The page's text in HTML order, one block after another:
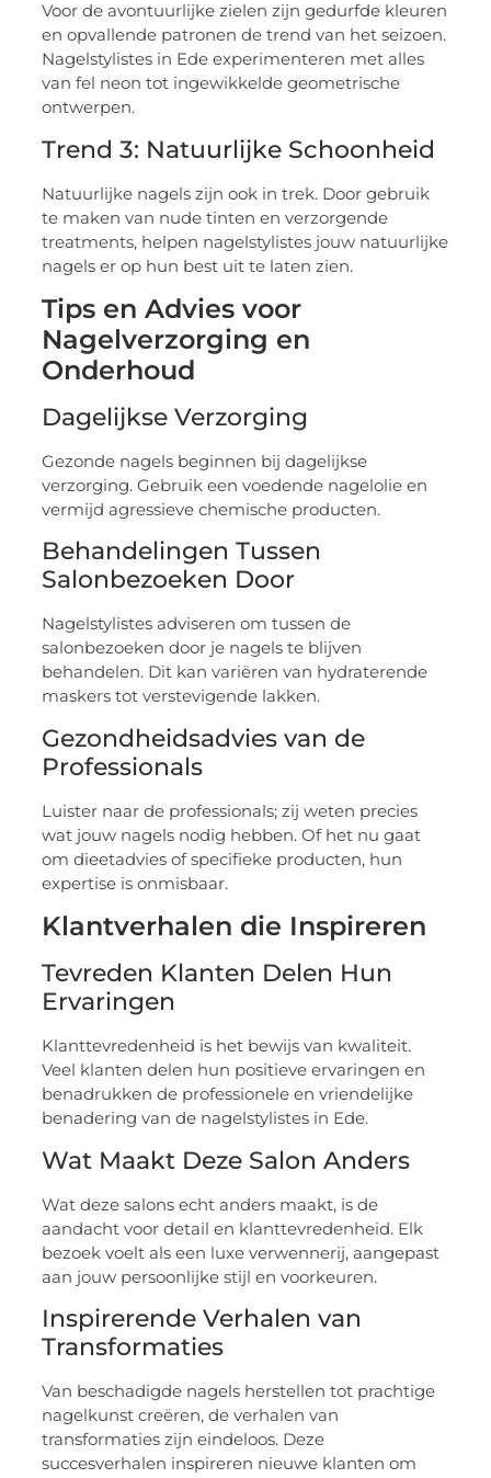
Voor de avontuurlijke zielen zijn gedurfde kleuren
en opvallende patronen de trend van het seizoen.
Nagelstylistes in Ede experimenteren met alles
van fel neon tot ingewikkelde geometrische
ontwerpen.
Trend 3: Natuurlijke Schoonheid
Natuurlijke nagels zijn ook in trek. Door gebruik
te maken van nude tinten en verzorgende
treatments, helpen nagelstylistes jouw natuurlijke
nagels er op hun best uit te laten zien.
Tips en Advies voor
Nagelverzorging en
Onderhoud
Dagelijkse Verzorging
Gezonde nagels beginnen bij dagelijkse
verzorging. Gebruik een voedende nagelolie en
vermijd agressieve chemische producten.
Behandelingen Tussen
Salonbezoeken Door
Nagelstylistes adviseren om tussen de
salonbezoeken door je nagels te blijven
behandelen. Dit kan variëren van hydraterende
maskers tot verstevigende lakken.
Gezondheidsadvies van de
Professionals
Luister naar de professionals; zij weten precies
wat jouw nagels nodig hebben. Of het nu gaat
om dieetadvies of specifieke producten, hun
expertise is onmisbaar.
Klantverhalen die Inspireren
Tevreden Klanten Delen Hun
Ervaringen
Klanttevredenheid is het bewijs van kwaliteit.
Veel klanten delen hun positieve ervaringen en
benadrukken de professionele en vriendelijke
benadering van de nagelstylistes in Ede.
Wat Maakt Deze Salon Anders
Wat deze salons echt anders maakt, is de
aandacht voor detail en klanttevredenheid. Elk
bezoek voelt als een luxe verwennerij, aangepast
aan jouw persoonlijke stijl en voorkeuren.
Inspirerende Verhalen van
Transformaties
Van beschadigde nagels herstellen tot prachtige
nagelkunst creëren, de verhalen van
transformaties zijn eindeloos. Deze
succesverhalen inspireren nieuwe klanten om